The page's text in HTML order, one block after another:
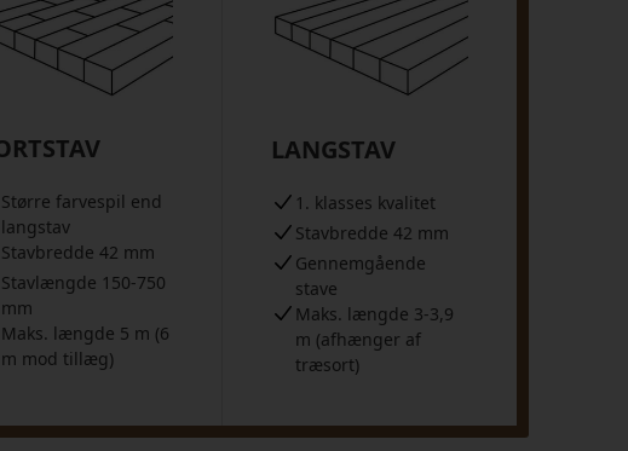
Større farvespil end
langstav
Stavbredde 42 mm
Stavlængde 150-750
mm
Maks. længde 5 m (6
m mod tillæg)
LANGSTAV
1. klasses kvalitet
Stavbredde 42 mm
Gennemgående
stave
Maks. længde 3-3,9
m (afhænger af
træsort)